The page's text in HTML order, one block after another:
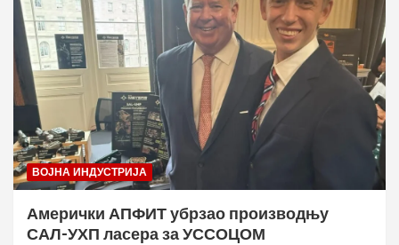
ВОЈНА ИНДУСТРИЈА
Амерички АПФИТ убрзао производњу
САЛ-УХП ласера за УССОЦОМ